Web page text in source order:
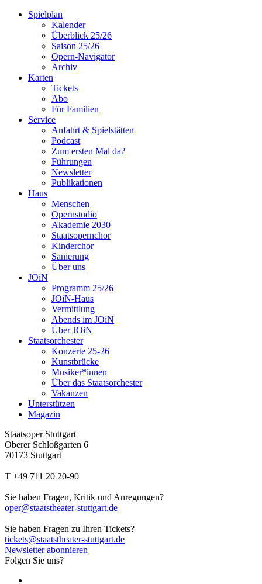
Spielplan
Kalender
Überblick 25/26
Saison 25/26
Opern-Navigator
Archiv
Karten
Tickets
Abo
Für Familien
Service
Anfahrt & Spielstätten
Podcast
Zum ersten Mal da?
Führungen
Newsletter
Publikationen
Haus
Menschen
Opernstudio
Akademie 2030
Staatsopernchor
Kinderchor
Sanierung
Über uns
JOiN
Programm 25/26
JOiN-Haus
Vermittlung
Abends im JOiN
Über JOiN
Staatsorchester
Konzerte 25-26
Kunstbrücke
Musiker*innen
Über das Staatsorchester
Vakanzen
Unterstützen
Magazin
Staatsoper Stuttgart
Oberer Schloßgarten 6
70173 Stuttgart
T +49 711 20 20-90
Sie haben Fragen, Kritik und Anregungen?
oper@staatstheater-stuttgart.de
Sie haben Fragen zu Ihren Tickets?
tickets@staatstheater-stuttgart.de
Newsletter abonnieren
Folgen Sie uns?